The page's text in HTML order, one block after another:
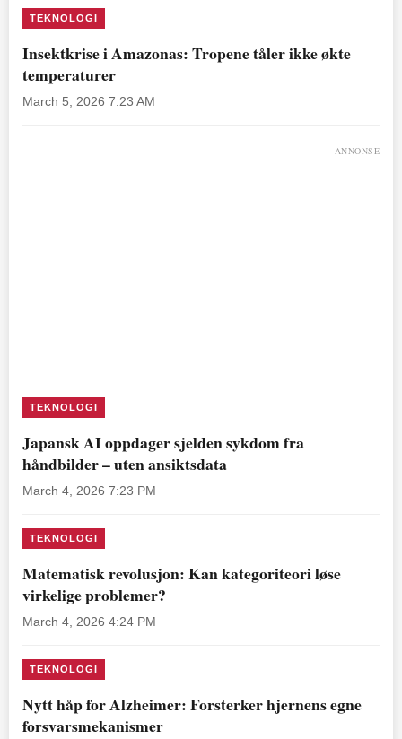
TEKNOLOGI
Insektkrise i Amazonas: Tropene tåler ikke økte
temperaturer
March 5, 2026 7:23 AM
ANNONSE
TEKNOLOGI
Japansk AI oppdager sjelden sykdom fra
håndbilder – uten ansiktsdata
March 4, 2026 7:23 PM
TEKNOLOGI
Matematisk revolusjon: Kan kategoriteori løse
virkelige problemer?
March 4, 2026 4:24 PM
TEKNOLOGI
Nytt håp for Alzheimer: Forsterker hjernens egne
forsvarsmekanismer